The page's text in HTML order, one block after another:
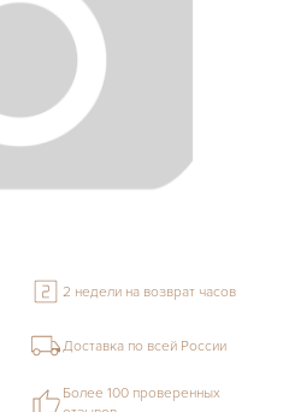
2 недели на возврат часов
Доставка по всей России
Более 100 проверенных